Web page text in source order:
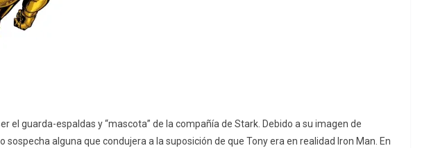
el guarda-espaldas y “mascota” de la compañía de Stark. Debido a su imagen de
sospecha alguna que condujera a la suposición de que Tony era en realidad Iron Man. En